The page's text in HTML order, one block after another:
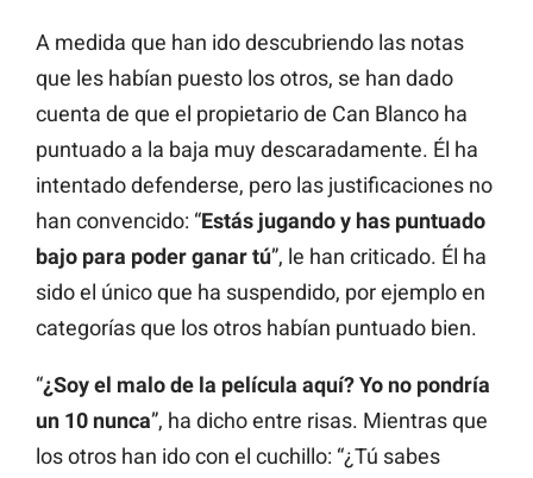
A medida que han ido descubriendo las notas
que les habían puesto los otros, se han dado
cuenta de que el propietario de Can Blanco ha
puntuado a la baja muy descaradamente. Él ha
intentado defenderse, pero las justificaciones no
han convencido: “Estás jugando y has puntuado
bajo para poder ganar tú”, le han criticado. Él ha
sido el único que ha suspendido, por ejemplo en
categorías que los otros habían puntuado bien.
“¿Soy el malo de la película aquí? Yo no pondría
un 10 nunca”, ha dicho entre risas. Mientras que
los otros han ido con el cuchillo: “¿Tú sabes